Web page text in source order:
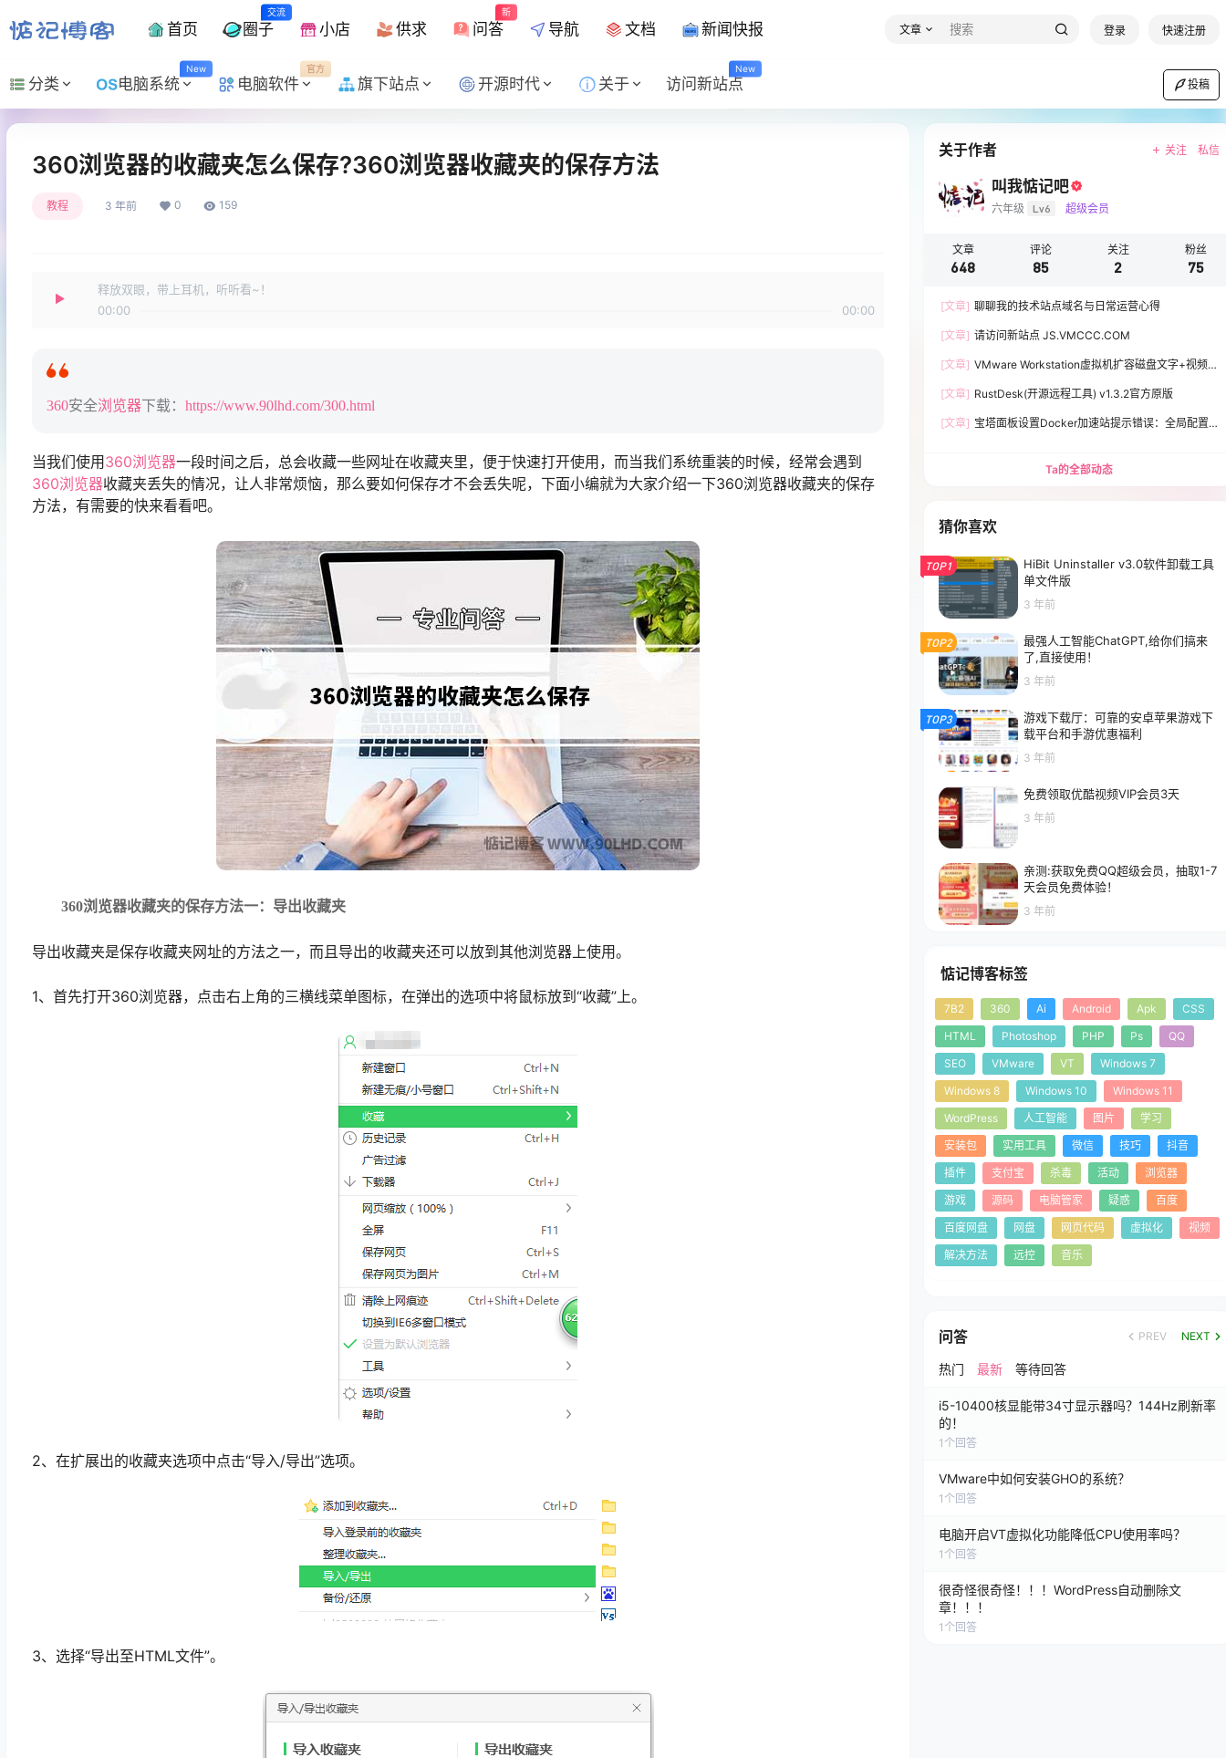
首页
交流
圈子 小店 供求
新
问答 导航 文档 新闻快报 文章 登录 快速注册
分类
New
电脑系统
官方
电脑软件 旗下站点 开源时代 关于
New
访问新站点 投稿
360浏览器的收藏夹怎么保存?360浏览器收藏夹的保存方法
教程 3 年前 0 159
释放双眼，带上耳机，听听看~！
00:00
00:00
360安全浏览器下载： https://www.90lhd.com/300.html
当我们使用 360浏览器一段时间之后，总会收藏一些网址在收藏夹里，便于快速打开使用，而当我们系统重装的时候，经常会遇到
360浏览器收藏夹丢失的情况，让人非常烦恼，那么要如何保存才不会丢失呢，下面小编就为大家介绍一下360浏览器收藏夹的保存
方法，有需要的快来看看吧。
360浏览器收藏夹的保存方法一：导出收藏夹
导出收藏夹是保存收藏夹网址的方法之一，而且导出的收藏夹还可以放到其他浏览器上使用。
1、首先打开360浏览器，点击右上角的三横线菜单图标，在弹出的选项中将鼠标放到“收藏”上。
2、在扩展出的收藏夹选项中点击“导入/导出”选项。
3、选择“导出至HTML文件”。
关于作者 关注 私信
叫我惦记吧
六年级 Lv6 超级会员
文章
648
评论
85
关注
2
粉丝
75
[文章] 聊聊我的技术站点域名与日常运营心得
[文章] 请访问新站点 JS.VMCCC.COM
[文章] VMware Workstation虚拟机扩容磁盘文字+视频
[文章] RustDesk(开源远程工具) v1.3.2官方原版
[文章] 宝塔面板设置Docker加速站提示错误：全局配置
Ta的全部动态
猜你喜欢
TOP1
HiBit Uninstaller v3.0软件卸载工具
单文件版
3 年前
TOP2
最强人工智能ChatGPT,给你们搞来
了,直接使用！
3 年前
TOP3
游戏下载厅：可靠的安卓苹果游戏下
载平台和手游优惠福利
3 年前
免费领取优酷视频VIP会员3天
3 年前
亲测:获取免费QQ超级会员，抽取1-7
天会员免费体验！
3 年前
惦记博客标签
7B2 360 Ai Android Apk
CSS
HTML
Photoshop PHP Ps
QQ
SEO
VMware VT
Windows 7
Windows 8
Windows 10
Windows 11
WordPress
人工智能 图片
学习
安装包
实用工具 微信 技巧
抖音
插件
支付宝 杀毒 活动
浏览器
游戏
源码 电脑管家 疑惑
百度
百度网盘
网盘 网页代码 虚拟化
视频
解决方法
远控 音乐
问答 PREV NEXT
热门 最新 等待回答
i5-10400核显能带34寸显示器吗？144Hz刷新率
的！
1 个回答
VMware中如何安装GHO的系统？
1 个回答
电脑开启VT虚拟化功能降低CPU使用率吗？
1 个回答
很奇怪很奇怪！！！WordPress自动删除文
章！！！
1 个回答